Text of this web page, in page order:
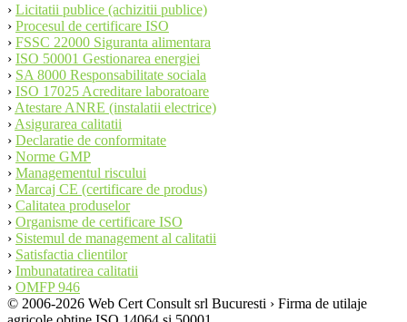
› Licitatii publice (achizitii publice)
› Procesul de certificare ISO
› FSSC 22000 Siguranta alimentara
› ISO 50001 Gestionarea energiei
› SA 8000 Responsabilitate sociala
› ISO 17025 Acreditare laboratoare
› Atestare ANRE (instalatii electrice)
› Asigurarea calitatii
› Declaratie de conformitate
› Norme GMP
› Managementul riscului
› Marcaj CE (certificare de produs)
› Calitatea produselor
› Organisme de certificare ISO
› Sistemul de management al calitatii
› Satisfactia clientilor
› Imbunatatirea calitatii
› OMFP 946
© 2006-2026 Web Cert Consult srl Bucuresti › Firma de utilaje